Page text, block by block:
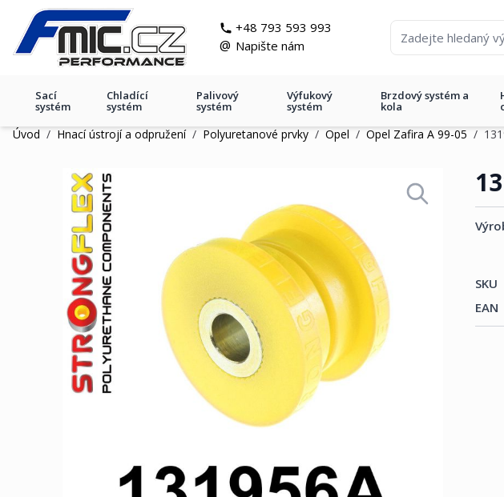
Přejít na obsah
+48 793 593 993
@ Napište nám
Sací
systém
Chladící
systém
Palivový
systém
Výfukový
systém
Brzdový systém a
kola
Úvod / Hnací ústrojí a odpružení / Polyuretanové prvky / Opel / Opel Zafira A 99-05 /
131956A: Tuleja belki przedniej SPORT
SKU
EAN